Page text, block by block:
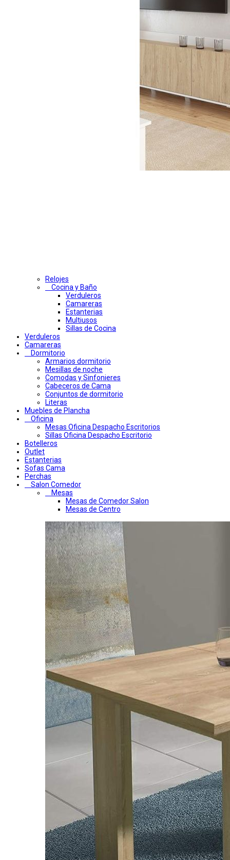
Relojes
Cocina y Baño
Verduleros
Camareras
Estanterias
Multiusos
Sillas de Cocina
Verduleros
Camareras
Dormitorio
Armarios dormitorio
Mesillas de noche
Comodas y Sinfonieres
Cabeceros de Cama
Conjuntos de dormitorio
Literas
Muebles de Plancha
Oficina
Mesas Oficina Despacho Escritorios
Sillas Oficina Despacho Escritorio
Botelleros
Outlet
Estanterias
Sofas Cama
Perchas
Salon Comedor
Mesas
Mesas de Comedor Salon
Mesas de Centro